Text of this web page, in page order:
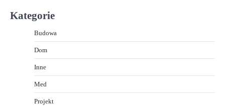
Kategorie
Budowa
Dom
Inne
Med
Projekt